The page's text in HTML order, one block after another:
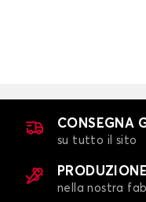
CONSEGNA
su tutto il sito
nella nostra